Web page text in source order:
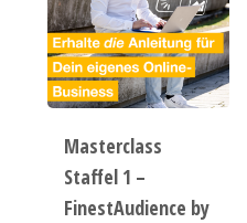
Masterclass
Staffel 1 –
FinestAudience by